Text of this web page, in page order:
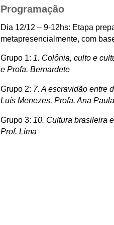
Programação
Dia 12/12 – 9-12hs: Etapa
metapresencialmente, com
Grupo 1: 1. Colônia, culto e
e Profa. Bernardete
Grupo 2: 7. A escravidão entre
Luís Menezes, Profa. Ana
Grupo 3: 10. Cultura brasileira
Prof. Lima